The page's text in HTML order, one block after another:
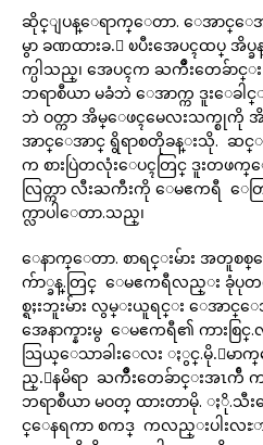
ဆိုင္ျပန္ေရာက္ေတာ. ေအာင္ေအ
မွာ ခဏထားခ.ဲ ၿပီးအေပၚထပ္ အိပ္ခ
က္ပါသည္၊ အေပၚက ႀကိဳးတေခ်ာင္း
ဘရာစီယာ မခံဘဲ ေအာက္က ဒူးေခါင္း
ဘဲ ဝတ္ကာ အိမ္ေဖၚမေလးသက္စုကို
အာင္ေအာင္ ရွိရာစတိုခန္းသို. ဆင္
က စားပြဲတလုံးေပၚတြင္ ဒူးတဖက္
လြတ္ကာ လီးႀကီးကို ေမဧကရီ ေတြ.
က္လာပါေတာ.သည္၊
ေနာက္ေတာ. စာရင္းမ်ား အတူစ
က်ာ္ခန္.တြင္ ေမဧကရီလည္း ခုံပုတ
စ္ရႈးဘူးမ်ား လွမ္းယူရင္း ေအ
အေနာက္နားမွ ေမဧကရီ၏ ကားစြ
သြယ္ေသာခါးေလး ႏွင္.မို.ေ
ည္.ေနမိရာ ႀကိဳးတေခ်ာင္းအၤက်ီ က
ဘရာစီယာ မဝတ္ ထားတာမို. ႏို.သီ
င္ေနရကာ စကဒ္ ကလည္းပါးလႊာၿပီ